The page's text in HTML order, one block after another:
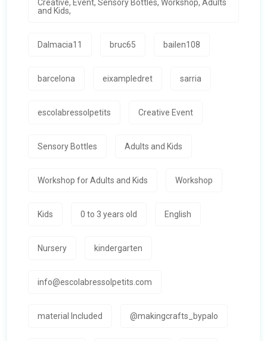
Creative, Event, Sensory Bottles, Workshop, Adults
and Kids,
Dalmacia11 bruc65 bailen108
barcelona eixampledret sarria
escolabressolpetits Creative Event
Sensory Bottles Adults and Kids
Workshop for Adults and Kids Workshop
Kids 0 to 3 years old English
Nursery kindergarten
info@escolabressolpetits.com
material Included @makingcrafts_bypalo